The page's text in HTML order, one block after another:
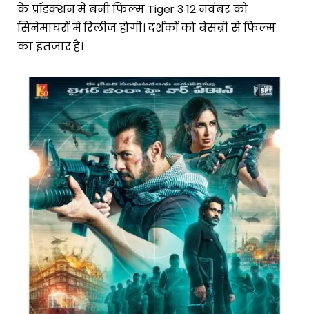
के प्रॉडक्शन में बनी फिल्म Tiger 3 12 नवंबर को
सिनेमाघरों में रिलीज होगी। दर्शकों को बेसब्री से फिल्म
का इंतजार है।